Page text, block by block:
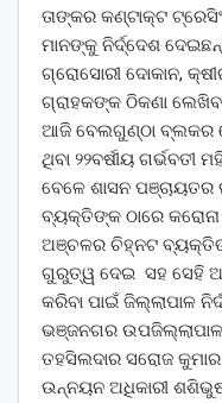
ତାଙ୍କର କଣ୍ଟାକ୍ଟ
ମାନଙ୍କୁ ନିର୍ଦ୍ଦେଶ
ଗ୍ରୋସୋରୀ ଦୋକାନ,
ଗ୍ରାହକଙ୍କ ଠିକଣା
ଆଜି ବେଲଗୁଣ୍ଠା ବ୍ଲକର
ଥିବା ୨୨ବର୍ଷୀୟ ଗର୍ଭବତୀ
ବେଳେ ଶାସନ ପଞ୍ଚାୟତର
ବ୍ୟକ୍ତିଙ୍କ ଠାରେ
ଅଞ୍ଚଳର ଚିହ୍ନଟ
ଗୁରୁତ୍ୱ ଦେଇ ସହ ସେହି
କରିବା ପାଇଁ ଜିଲ୍ଲାପାଳ
ଭଞ୍ଜନଗର ଉପଜିଲ୍ଲାପାଳ
ତହସିଲଦାର ସରୋଜ କୁମାର
ଉନ୍ନୟନ ଅଧିକାରୀ